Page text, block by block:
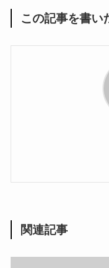
この記事を書い
関連記事